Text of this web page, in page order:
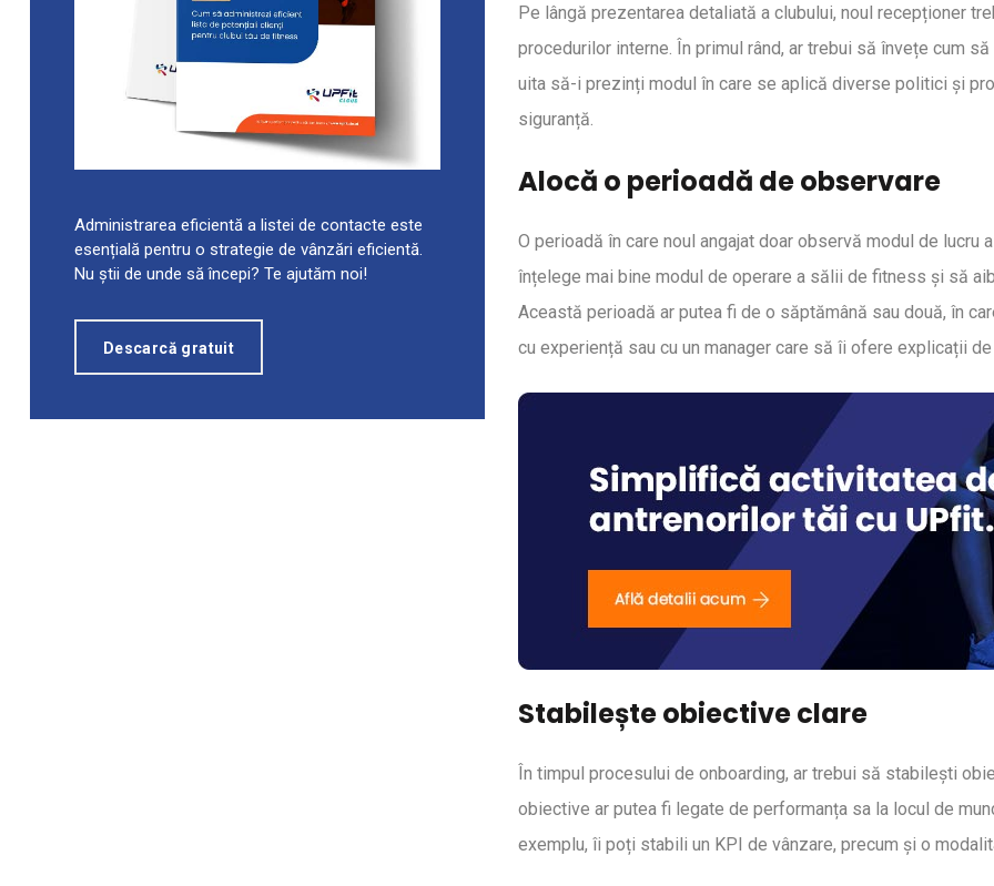
Pe lângă prezentarea detaliată a clubului, noul recepționer
procedurilor interne. În primul rând, ar trebui să învețe cum
uita să-i prezinți modul în care se aplică diverse politici și
siguranță.
Alocă o perioadă de observare
O perioadă în care noul angajat doar observă modul de
înțelege mai bine modul de operare a sălii de fitness și să
Această perioadă ar putea fi de o săptămână sau două, în
cu experiență sau cu un manager care să îi ofere explicații
Stabilește obiective clare
În timpul procesului de onboarding, ar trebui să stabilești
obiective ar putea fi legate de performanța sa la locul de
exemplu, îi poți stabili un KPI de vânzare, precum și o
Administrarea eficientă a listei de contacte este
esențială pentru o strategie de vânzări eficientă.
Nu știi de unde să începi? Te ajutăm noi!
Descarcă gratuit